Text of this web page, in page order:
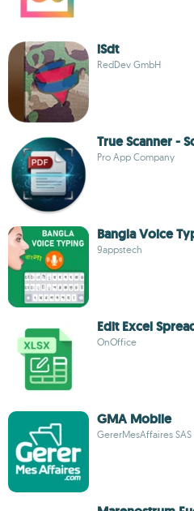
iSdt
RedDev GmbH
True Scanner -
Pro App Company
Bangla Voice
9appstech
Edit Excel
OnOffice
GMA Mobile
GererMesAffaires SAS